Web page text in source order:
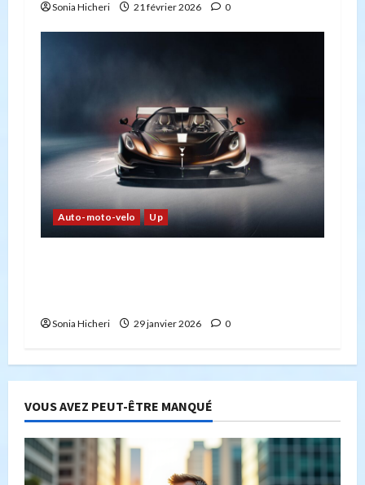
Sonia Hicheri 21 février 2026 0
Auto-moto-velo Up
Sonia Hicheri 29 janvier 2026 0
VOUS AVEZ PEUT-ÊTRE MANQUÉ